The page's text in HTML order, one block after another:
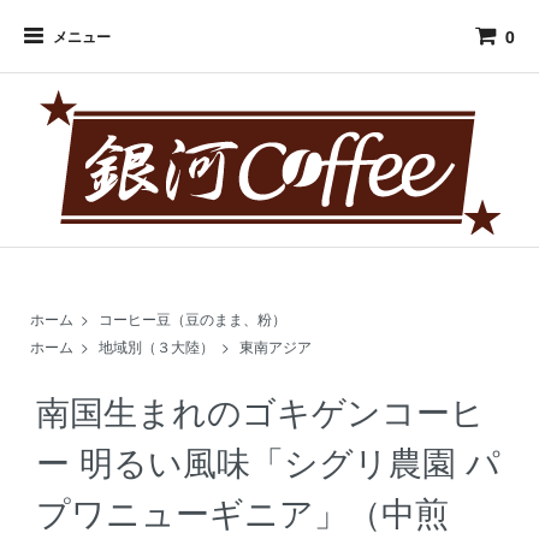
メニュー 0
ホーム >
コーヒー豆（豆のまま、粉）
ホーム > 地域別（３大陸） > 東南アジア
南国生まれのゴキゲンコーヒ
ー 明るい風味「シグリ農園 パ
プワニューギニア」（中煎